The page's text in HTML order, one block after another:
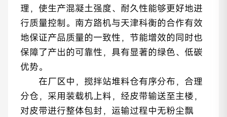
理，使生产混凝土强度、耐久性能够更好地进
行质量控制。南方路机与天津科衡的合作有效
地保证产品质量的一致性，节能增效的同时也
保障了产出的可靠性，具有显著的绿色、低碳
优势。
在厂区中，搅拌站堆料仓有序分布，合理
分仓，采用装载机上料，经皮带输送至主楼，
对皮带进行整体包封，运输过程中无粉尘飘